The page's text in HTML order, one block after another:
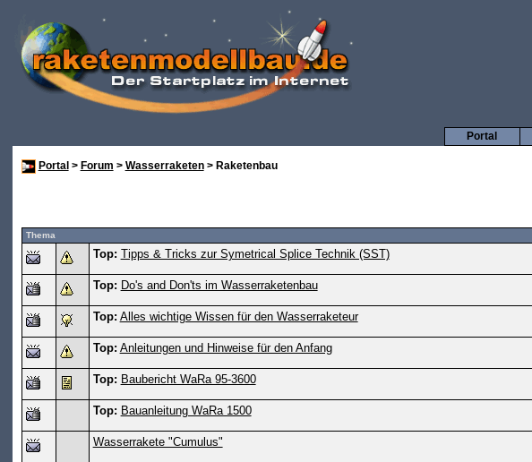
Portal
Portal > Forum > Wasserraketen> Raketenbau
Thema
Top: Tipps & Tricks zur Symetrical Splice Technik (SST)
Top: Do's and Don'ts im Wasserraketenbau
Top: Alles wichtige Wissen für den Wasserraketeur
Top: Anleitungen und Hinweise für den Anfang
Top: Baubericht WaRa 95-3600
Top: Bauanleitung WaRa 1500
Wasserrakete "Cumulus"